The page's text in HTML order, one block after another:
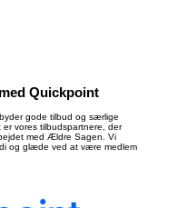
Quickpoint
gode tilbud og særlige
vores tilbudspartnere, der
med Ældre Sagen. Vi
og glæde ved at være medlem